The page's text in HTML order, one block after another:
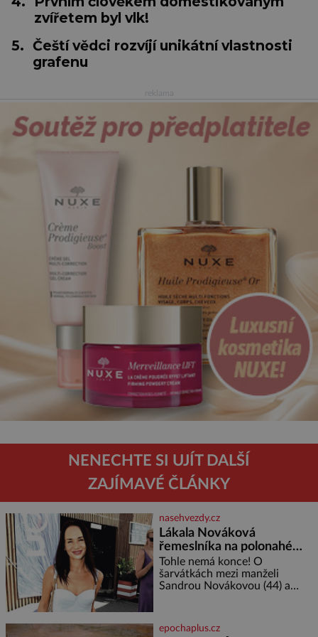
zvířetem byl vlk!
5. Čeští vědci rozvíjí unikátní vlastnosti
grafenu
NENECHTE SI UJÍT DALŠÍ
ZAJÍMAVÉ ČLÁNKY
nasehvezdy.cz
Lákala Nováková
řemeslníka na polonahé
tělo!
Tohle nemá konce! O
šarvátkách mezi manželi
Sandrou Novákovou (44) a
by doufal, že horká zem u
herečky ze seriálu Ulice a
epochaplus.cz